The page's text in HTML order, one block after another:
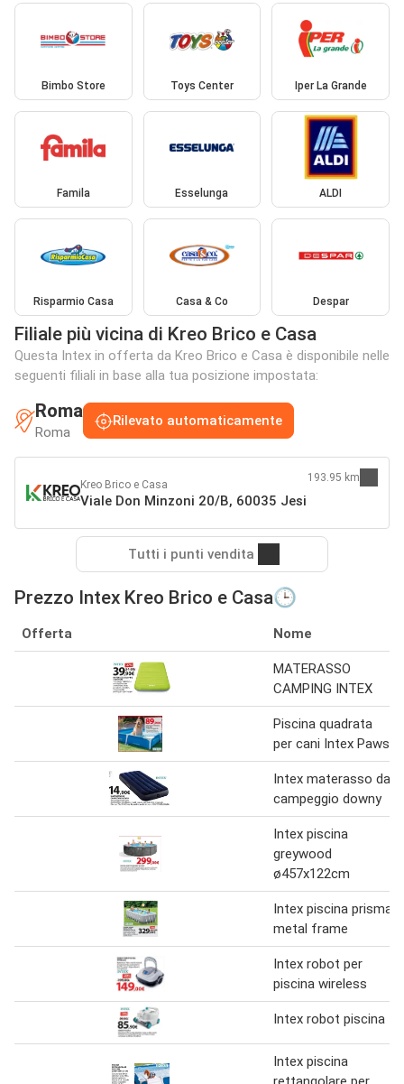
Bimbo Store Toys Center Iper La Grande
Famila Esselunga ALDI
Risparmio Casa Casa & Co Despar
Filiale più vicina di Kreo Brico e Casa
Questa Intex in offerta da Kreo Brico e Casa è disponibile nelle
seguenti filiali in base alla tua posizione impostata:
Roma
Roma
Rilevato automaticamente
Kreo Brico e Casa
Viale Don Minzoni 20/B, 60035 Jesi
193.95 km
Tutti i punti vendita
Prezzo Intex Kreo Brico e Casa🕒
Offerta Nome
MATERASSO
CAMPING INTEX
Piscina quadrata
per cani Intex Paws
Intex materasso da
campeggio downy
Intex piscina
greywood
ø457x122cm
Intex piscina prisma
metal frame
Intex robot per
piscina wireless
Intex robot piscina
Intex piscina